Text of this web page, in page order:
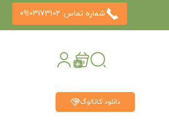
دانلود کاتالوگ
شماره تماس: 09103173102